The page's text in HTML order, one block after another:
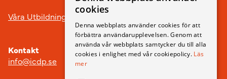
Våra Utbildningar
Kontakt
info@icdp.se
cookies
Denna webbplats använder cookies för att
förbättra användarupplevelsen. Genom att
använda vår webbplats samtycker du till alla
cookies i enlighet med vår cookiepolicy. Läs
mer